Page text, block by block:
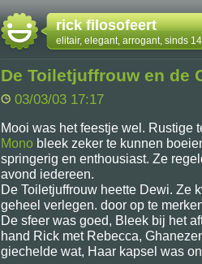
rick filosofeert
elitair, elegant, arrogant, sinds
De Toiletjuffrouw en de
03/03/03 17:17
Mooi was het feestje wel. Rustige
Mono bleek zeker te kunnen
springerig en enthousiast. Ze
avond iedereen.
De Toiletjuffrouw heette Dewi. Ze
geheel verlegen. door op te
De sfeer was goed, Bleek bij het
hand Rick met Rebecca,
giechelde wat, Haar kapsel was